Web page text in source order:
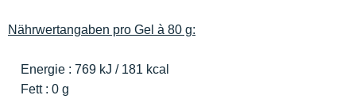
Nährwertangaben pro Gel à 80 g:
Energie : 769 kJ / 181 kcal
Fett : 0 g